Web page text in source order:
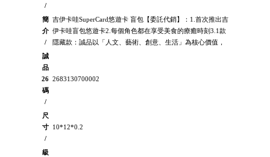
/
簡
介
/
吉伊卡哇SuperCard悠遊卡 盲包【委託代銷】：1.首次推出吉
伊卡哇盲包悠遊卡2.每個角色都在享受美食的療癒時刻3.1款
隱藏款：誠品以「人文、藝術、創意、生活」為核心價值，
誠
品
26
碼
/
2683130700002
尺
寸
/
10*12*0.2
級